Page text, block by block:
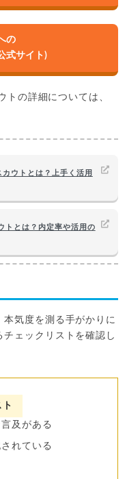
の
式サイト)
トの詳細については、
カウトとは？上手く活用
トとは？内定率や活用の
気度を測る手がかりに
ェックリストを確認し
及がある
れている